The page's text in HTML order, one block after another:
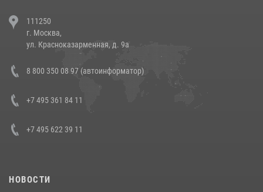
напавших на бригаду скорой помощи (видео)
14 июля 2026, 12:20
В Росгвардии прошла военно-научная конференция по обобщению
боевого опыта
111250
г. Москва,
ул. Красноказарменная, д. 9а
8 800 350 08 97 (автоинформатор)
+7 495 361 84 11
+7 495 622 39 11
НОВОСТИ